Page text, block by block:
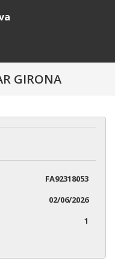
GIRONA
FA92318053
02/06/2026
1